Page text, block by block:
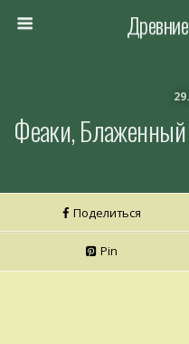
Феаки, Блаженный
Поделиться
Pin